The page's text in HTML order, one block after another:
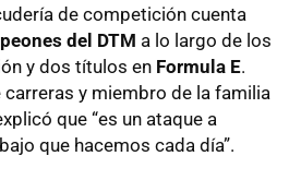
de competición cuenta
del DTM a lo largo de los
y dos títulos en Formula E.
y miembro de la familia
que “es un ataque a
que hacemos cada día”.